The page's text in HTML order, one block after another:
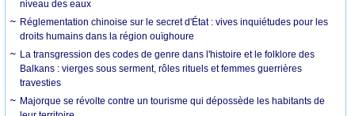
niveau des eaux
Réglementation chinoise sur le secret d'État : vives inquiétudes pour les
droits humains dans la région ouïghoure
La transgression des codes de genre dans l'histoire et le folklore des
Balkans : vierges sous serment, rôles rituels et femmes guerrières
travesties
Majorque se révolte contre un tourisme qui dépossède les habitants de